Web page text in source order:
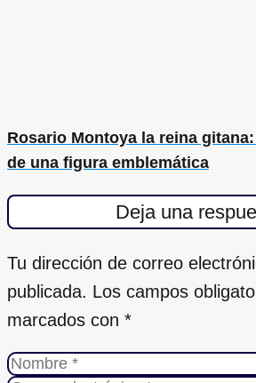
Rosario Montoya la reina
de una figura emblemática
Deja una
Tu dirección de correo
publicada. Los campos
marcados con *